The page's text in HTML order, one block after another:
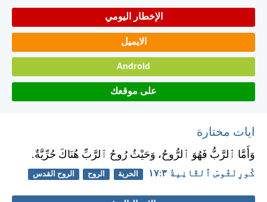
الإخطار اليومي
الايميل
Android
على موقعك
ايات مختارة
وَأَمَّا ٱلرَّبُّ فَهُوَ ٱلرُّوحُ، وَحَيْثُ رُوحُ ٱلرَّبِّ هُنَاكَ حُرِّيَّةٌ.
كُورِنْثُوسَ ٱلثَّانِيةُ ٣:‏١٧ الحرية الروح الروح القدس